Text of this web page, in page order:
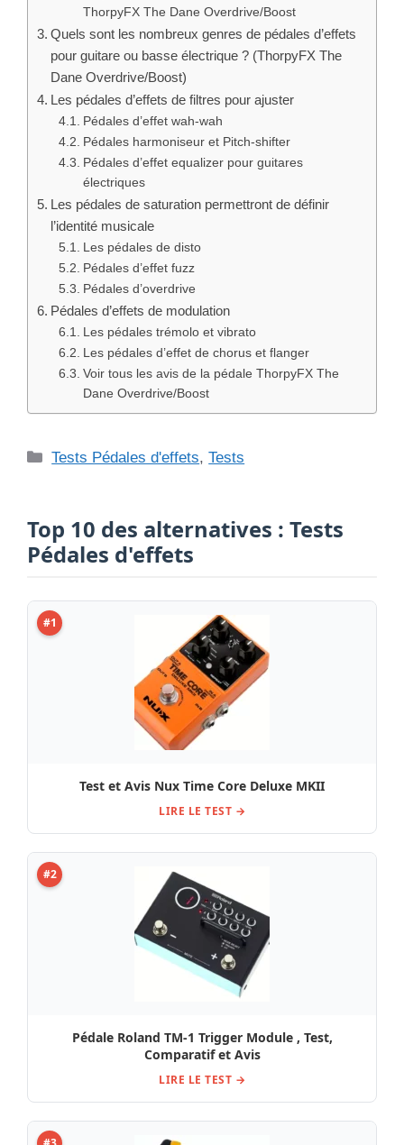
ThorpyFX The Dane Overdrive/Boost
Quels sont les nombreux genres de pédales d’effets
pour guitare ou basse électrique ? (ThorpyFX The
Dane Overdrive/Boost)
Les pédales d’effets de filtres pour ajuster
Pédales d’effet wah-wah
Pédales harmoniseur et Pitch-shifter
Pédales d’effet equalizer pour guitares
électriques
Les pédales de saturation permettront de définir
l’identité musicale
Les pédales de disto
Pédales d’effet fuzz
Pédales d’overdrive
Pédales d’effets de modulation
Les pédales trémolo et vibrato
Les pédales d’effet de chorus et flanger
Voir tous les avis de la pédale ThorpyFX The
Dane Overdrive/Boost
Catégories
Tests Pédales d'effets,Tests
Top 10 des alternatives : Tests
Pédales d'effets
#1
Test et Avis Nux Time Core Deluxe MKII
LIRE LE TEST →
#2
Pédale Roland TM-1 Trigger Module , Test,
Comparatif et Avis
LIRE LE TEST →